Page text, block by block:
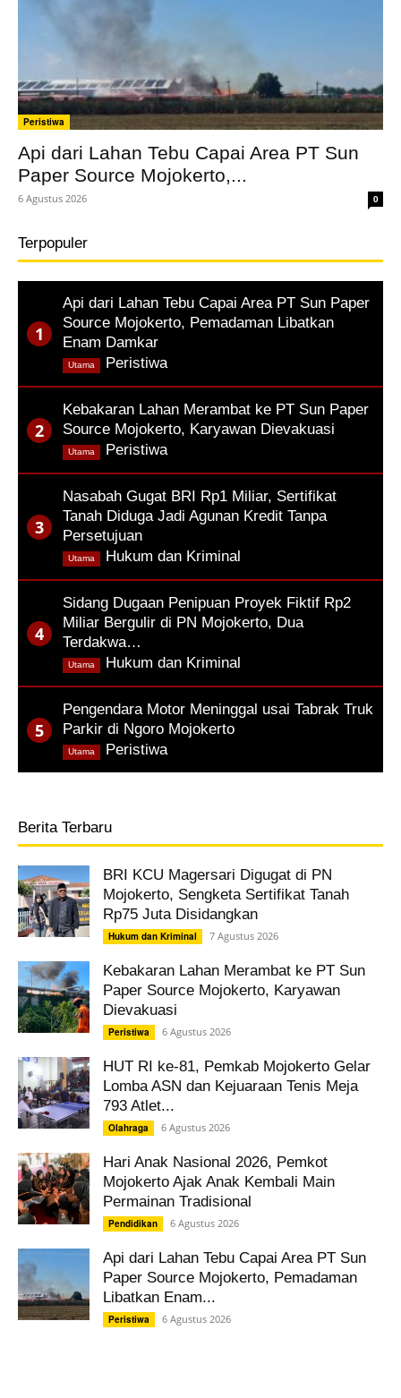
Peristiwa
Api dari Lahan Tebu Capai Area PT Sun
Paper Source Mojokerto,...
6 Agustus 2026 0
Terpopuler
Api dari Lahan Tebu Capai Area PT Sun Paper
Source Mojokerto, Pemadaman Libatkan
Enam Damkar
Peristiwa,
Utama
Kebakaran Lahan Merambat ke PT Sun Paper
Source Mojokerto, Karyawan Dievakuasi
Peristiwa,
Utama
Nasabah Gugat BRI Rp1 Miliar, Sertifikat
Tanah Diduga Jadi Agunan Kredit Tanpa
Persetujuan
Hukum dan Kriminal
Utama
Sidang Dugaan Penipuan Proyek Fiktif Rp2
Miliar Bergulir di PN Mojokerto, Dua
Terdakwa…
Hukum dan Kriminal
Utama
Pengendara Motor Meninggal usai Tabrak Truk
Parkir di Ngoro Mojokerto
Peristiwa,
Utama
Berita Terbaru
BRI KCU Magersari Digugat di PN
Mojokerto, Sengketa Sertifikat Tanah
Rp75 Juta Disidangkan
Hukum dan Kriminal 7 Agustus 2026
Kebakaran Lahan Merambat ke PT Sun
Paper Source Mojokerto, Karyawan
Dievakuasi
Peristiwa 6 Agustus 2026
HUT RI ke-81, Pemkab Mojokerto Gelar
Lomba ASN dan Kejuaraan Tenis Meja
793 Atlet...
Olahraga 6 Agustus 2026
Hari Anak Nasional 2026, Pemkot
Mojokerto Ajak Anak Kembali Main
Permainan Tradisional
Pendidikan 6 Agustus 2026
Api dari Lahan Tebu Capai Area PT Sun
Paper Source Mojokerto, Pemadaman
Libatkan Enam...
Peristiwa 6 Agustus 2026